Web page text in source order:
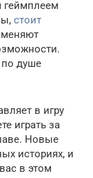
геймплеем
стоит
по душе
в игру
играть за
Новые
историях, и
в этом